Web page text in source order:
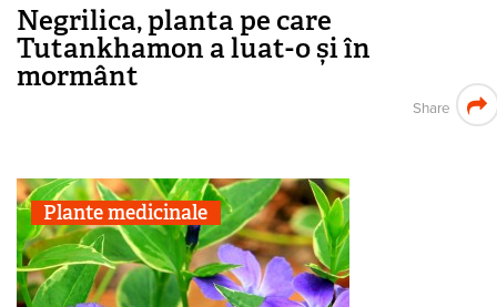
Negrilica, planta pe care
Tutankhamon a luat-o și în
mormânt
Share
Plante medicinale